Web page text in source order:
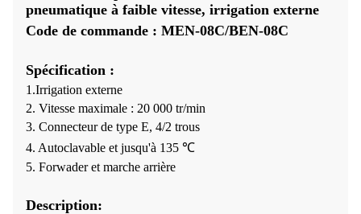
pneumatique à faible vitesse, irrigation externe
Code de commande : MEN-08C/BEN-08C
Spécification :
1.Irrigation externe
2. Vitesse maximale : 20 000 tr/min
3. Connecteur de type E, 4/2 trous
4. Autoclavable et jusqu'à 135 ℃
5. Forwader et marche arrière
Description: